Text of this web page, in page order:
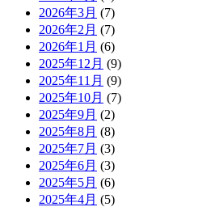
2026年3月 (7)
2026年2月 (7)
2026年1月 (6)
2025年12月 (9)
2025年11月 (9)
2025年10月 (7)
2025年9月 (2)
2025年8月 (8)
2025年7月 (3)
2025年6月 (3)
2025年5月 (6)
2025年4月 (5)